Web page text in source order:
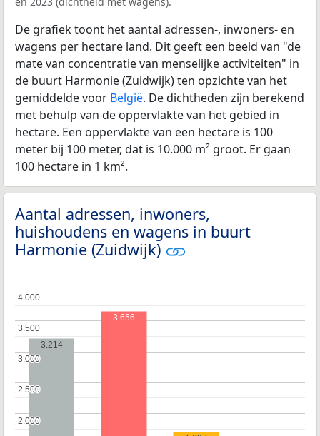
De grafiek toont het aantal adressen-, inwoners- en
wagens per hectare land. Dit geeft een beeld van "de
mate van concentratie van menselijke activiteiten" in
de buurt Harmonie (Zuidwijk) ten opzichte van het
gemiddelde voor België. De dichtheden zijn berekend
met behulp van de oppervlakte van het gebied in
hectare. Een oppervlakte van een hectare is 100
meter bij 100 meter, dat is 10.000 m² groot. Er gaan
100 hectare in 1 km².
Aantal adressen, inwoners,
huishoudens en wagens in buurt
Harmonie (Zuidwijk)
2.000
2.000
2.500
2.500
3.000
3.000
3.500
3.500
4.000
4.000
3.214
3.656